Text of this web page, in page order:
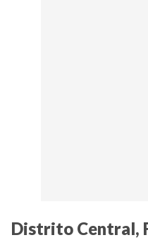
Distrito Central,